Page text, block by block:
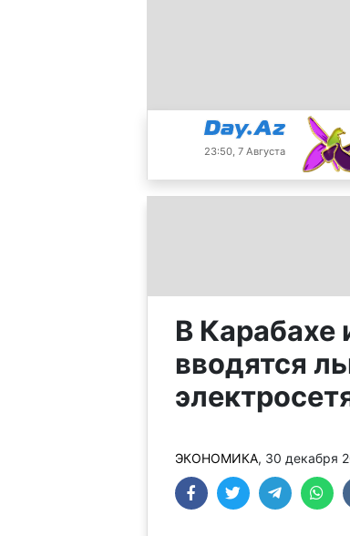
23:50, 7 Августа
В Карабахе
вводятся
ЭКОНОМИКА, 30 декабря